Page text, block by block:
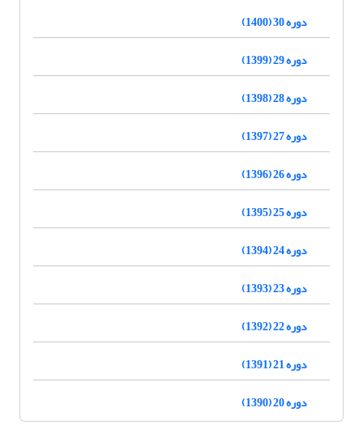
دوره 30 (1400)
دوره 29 (1399)
دوره 28 (1398)
دوره 27 (1397)
دوره 26 (1396)
دوره 25 (1395)
دوره 24 (1394)
دوره 23 (1393)
دوره 22 (1392)
دوره 21 (1391)
دوره 20 (1390)